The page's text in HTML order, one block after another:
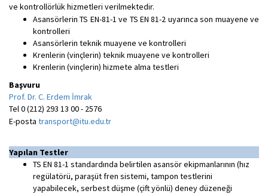
ve kontrollörlük hizmetleri verilmektedir.
Asansörlerin TS EN-81-1 ve TS EN 81-2 uyarınca son muayene ve
kontrolleri
Asansörlerin teknik muayene ve kontrolleri
Krenlerin (vinçlerin) teknik muayene ve kontrolleri
Krenlerin (vinçlerin) hizmete alma testleri
Başvuru
Prof. Dr. C. Erdem İmrak
Tel 0 (212) 293 13 00 - 2576
E-posta transport@itu.edu.tr
Yapılan Testler
TS EN 81-1 standardında belirtilen asansör ekipmanlarının (hız
regülatörü, paraşüt fren sistemi, tampon testlerini
yapabilecek, serbest düşme (çift yönlü) deney düzeneği